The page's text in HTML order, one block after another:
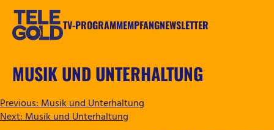
Zum
springen
TV-PROGRAMMEMPFANGNEWSLETTER
MUSIK UND UNTERHALTUNG
BEITRAGSNAVIGATION
Previous:Musik und Unterhaltung
Next:Musik und Unterhaltung